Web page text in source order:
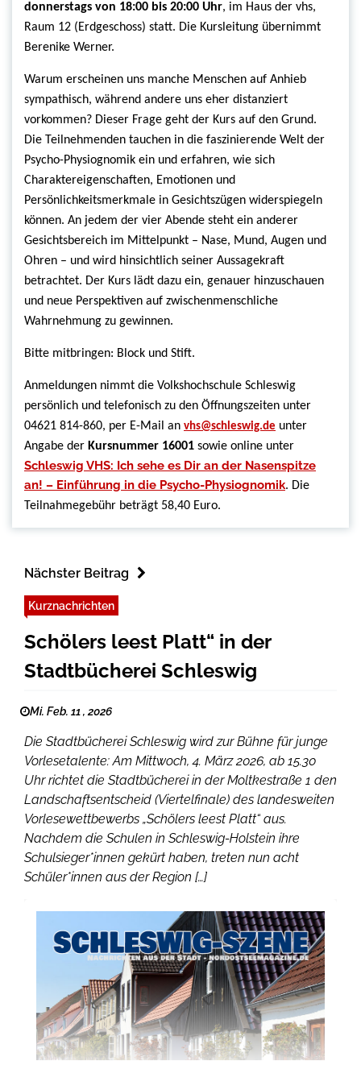
donnerstags von 18:00 bis 20:00 Uhr, im Haus der vhs,
Raum 12 (Erdgeschoss) statt. Die Kursleitung übernimmt
Berenike Werner.
Warum erscheinen uns manche Menschen auf Anhieb
sympathisch, während andere uns eher distanziert
vorkommen? Dieser Frage geht der Kurs auf den Grund.
Die Teilnehmenden tauchen in die faszinierende Welt der
Psycho-Physiognomik ein und erfahren, wie sich
Charaktereigenschaften, Emotionen und
Persönlichkeitsmerkmale in Gesichtszügen widerspiegeln
können. An jedem der vier Abende steht ein anderer
Gesichtsbereich im Mittelpunkt – Nase, Mund, Augen und
Ohren – und wird hinsichtlich seiner Aussagekraft
betrachtet. Der Kurs lädt dazu ein, genauer hinzuschauen
und neue Perspektiven auf zwischenmenschliche
Wahrnehmung zu gewinnen.
Bitte mitbringen: Block und Stift.
Anmeldungen nimmt die Volkshochschule Schleswig
persönlich und telefonisch zu den Öffnungszeiten unter
04621 814-860, per E-Mail an vhs@schleswig.de unter
Angabe der Kursnummer 16001 sowie online unter
Schleswig VHS: Ich sehe es Dir an der Nasenspitze
an! – Einführung in die Psycho-Physiognomik. Die
Teilnahmegebühr beträgt 58,40 Euro.
Nächster Beitrag
Kurznachrichten
Schölers leest Platt“ in der
Stadtbücherei Schleswig
Mi. Feb. 11 , 2026
Die Stadtbücherei Schleswig wird zur Bühne für junge
Vorlesetalente: Am Mittwoch, 4. März 2026, ab 15.30
Uhr richtet die Stadtbücherei in der Moltkestraße 1 den
Landschaftsentscheid (Viertelfinale) des landesweiten
Vorlesewettbewerbs „Schölers leest Platt“ aus.
Nachdem die Schulen in Schleswig-Holstein ihre
Schulsieger*innen gekürt haben, treten nun acht
Schüler*innen aus der Region […]